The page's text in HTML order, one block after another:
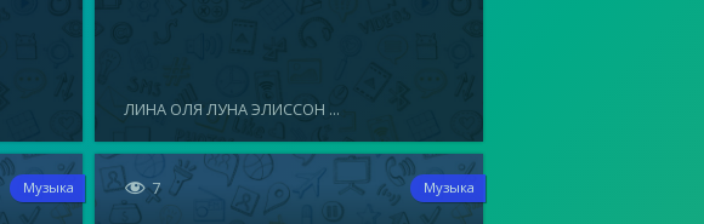
ЛИНА ОЛЯ ЛУНА ЭЛИССОН ...
Музыка  7 Музыка